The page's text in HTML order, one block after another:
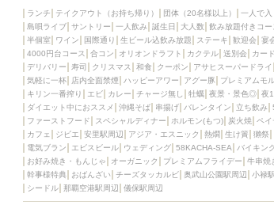
ランチ テイクアウト（お持ち帰り） 団体（20名様以上） 一人で入
島唄ライブ サントリー 一人飲み 誕生日 大人数 飲み放題付きコー
半個室
ワイン 国際通り 生ビール込飲み放題 ステーキ 歓迎会 宴
4000円台コース
合コン オリオンドラフト カクテル 送別会 カー
デリバリー
寿司 クリスマス 和食 クーポン アサヒスーパードライ
気軽に一杯
店内全面禁煙 ハッピーアワー アグー豚 プレミアムモ
キリン一番搾り
エビ カレー チャージ無し 牡蠣 夜景・景色◎ 夜
ダイエット中におススメ
沖縄そば 串揚げ バレンタイン 立ち飲み
ファーストフード
スペシャルディナー ホルモン(もつ) 炭火焼 ペイ
カフェ
ジビエ 安里駅周辺 アジア・エスニック 熱燗 生け簀 獺祭
電気ブラン
エビスビール ウェディング 58KACHA-SEA バイキン
お好み焼き・もんじゃ
オーガニック プレミアムフライデー 牛串焼
幹事様特典
おばんざい チーズタッカルビ 奥武山公園駅周辺 小禄
シードル 那覇空港駅周辺 儀保駅周辺